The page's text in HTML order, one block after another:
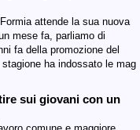
attende la sua nuova
mese fa, parliamo di
fa della promozione del
ha indossato le mag
sui giovani con un